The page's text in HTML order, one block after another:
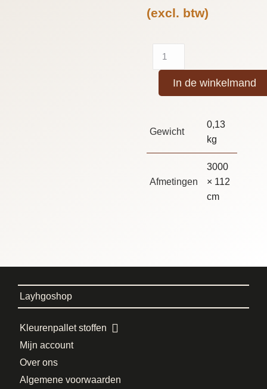
(excl. btw)
In de winkelmand
Gewicht
0,13
kg
Afmetingen
3000
× 112
cm
Layhgoshop
Kleurenpallet stoffen
Mijn account
Over ons
Algemene voorwaarden